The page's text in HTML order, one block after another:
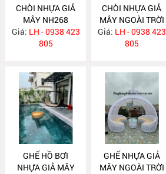
CHÒI NHỰA GIẢ
MÂY NH268
Giá: LH - 0938 423
805
CHÒI NHỰA GIẢ
MÂY NGOÀI TRỜI
NH264
Giá: LH - 0938 423
805
GHẾ HỒ BƠI
NHỰA GIẢ MÂY
GHẾ NHỰA GIẢ
MÂY NGOÀI TRỜI